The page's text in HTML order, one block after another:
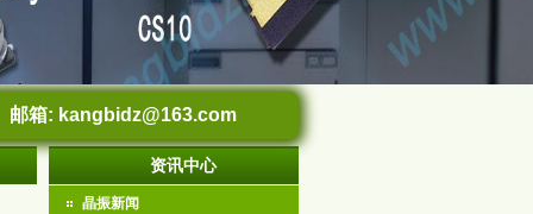
邮箱: kangbidz@163.com
资讯中心
晶振新闻